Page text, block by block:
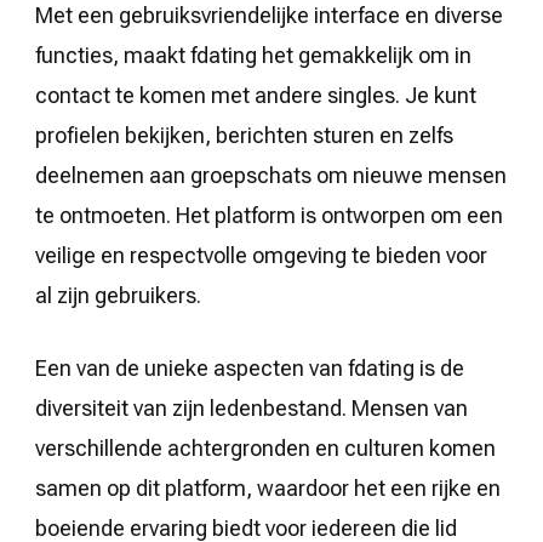
Met een gebruiksvriendelijke interface en diverse
functies, maakt fdating het gemakkelijk om in
contact te komen met andere singles. Je kunt
profielen bekijken, berichten sturen en zelfs
deelnemen aan groepschats om nieuwe mensen
te ontmoeten. Het platform is ontworpen om een
veilige en respectvolle omgeving te bieden voor
al zijn gebruikers.
Een van de unieke aspecten van fdating is de
diversiteit van zijn ledenbestand. Mensen van
verschillende achtergronden en culturen komen
samen op dit platform, waardoor het een rijke en
boeiende ervaring biedt voor iedereen die lid